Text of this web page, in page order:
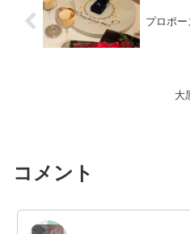
プロポー
大
コメント